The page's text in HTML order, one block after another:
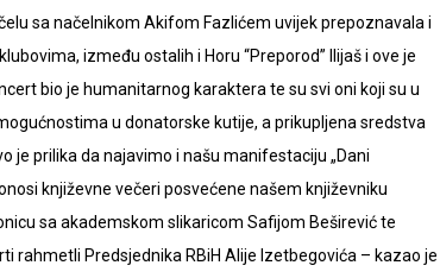
sa načelnikom Akifom Fazlićem uvijek prepoznavala i
između ostalih i Horu “Preporod” Ilijaš i ove je
bio je humanitarnog karaktera te su svi oni koji su u
u donatorske kutije, a prikupljena sredstva
je prilika da najavimo i našu manifestaciju „Dani
književne večeri posvećene našem književniku
sa akademskom slikaricom Safijom Beširević te
rahmetli Predsjednika RBiH Alije Izetbegovića – kazao je